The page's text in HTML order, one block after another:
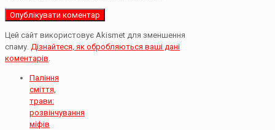
Цей сайт використовує Akismet для зменшення
спаму. Дізнайтеся, як обробляються ваші дані
коментарів
Паління
сміття,
трави:
розвінчування
міфів